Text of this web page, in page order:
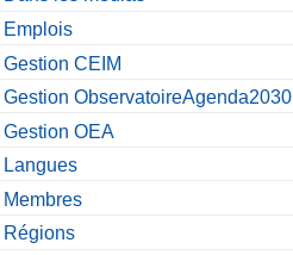
Emplois
Gestion CEIM
Gestion ObservatoireAgenda2030
Gestion OEA
Langues
Membres
Régions